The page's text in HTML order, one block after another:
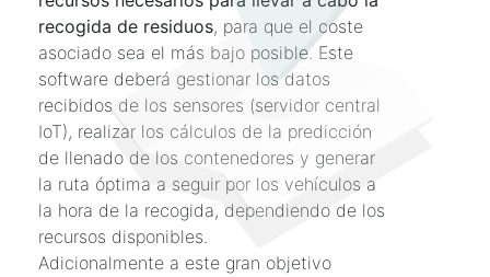
recogida de residuos, para que el coste
asociado sea el más bajo posible. Este
software deberá gestionar los datos
recibidos de los sensores (servidor central
IoT), realizar los cálculos de la predicción
de llenado de los contenedores y generar
la ruta óptima a seguir por los vehículos a
la hora de la recogida, dependiendo de los
recursos disponibles.
Adicionalmente a este gran objetivo